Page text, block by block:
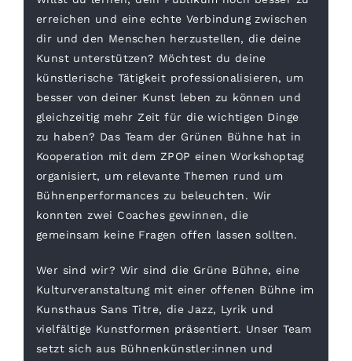
erreichen und eine echte Verbindung zwischen
dir und den Menschen herzustellen, die deine
Kunst unterstützen? Möchtest du deine
künstlerische Tätigkeit professionalisieren, um
besser von deiner Kunst leben zu können und
gleichzeitig mehr Zeit für die wichtigen Dinge
zu haben? Das Team der Grünen Bühne hat in
Kooperation mit dem ZPOP einen Workshoptag
organisiert, um relevante Themen rund um
Bühnenperformances zu beleuchten. Wir
konnten zwei Coaches gewinnen, die
gemeinsam keine Fragen offen lassen sollten.
Wer sind wir? Wir sind die Grüne Bühne, eine
Kulturveranstaltung mit einer offenen Bühne im
Kunsthaus Sans Titre, die Jazz, Lyrik und
vielfältige Kunstformen präsentiert. Unser Team
setzt sich aus Bühnenkünstler:innen und